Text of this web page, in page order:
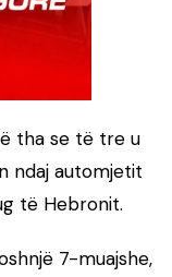
tha se të tre u
ndaj automjetit
të Hebronit.
7-muajshe,